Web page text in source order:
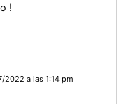
!
2022 a las 1:14 pm